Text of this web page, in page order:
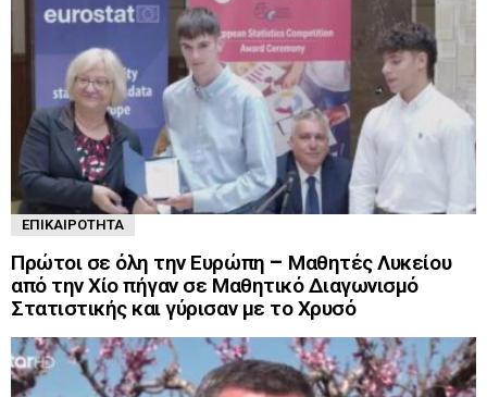
ΕΠΙΚΑΙΡΌΤΗΤΑ
Πρώτοι σε όλη την Ευρώπη – Μαθητές Λυκείου
από την Χίο πήγαν σε Μαθητικό Διαγωνισμό
Στατιστικής και γύρισαν με το Χρυσό